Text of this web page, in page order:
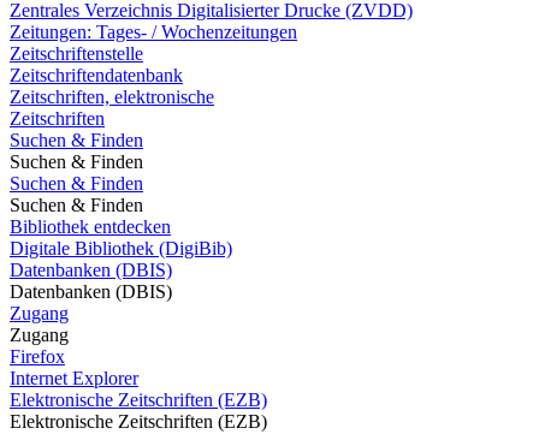
Zentrales Verzeichnis Digitalisierter Drucke (ZVDD)
Zeitungen: Tages- / Wochenzeitungen
Zeitschriftenstelle
Zeitschriftendatenbank
Zeitschriften, elektronische
Zeitschriften
Suchen & Finden
Suchen & Finden
Suchen & Finden
Suchen & Finden
Bibliothek entdecken
Digitale Bibliothek (DigiBib)
Datenbanken (DBIS)
Datenbanken (DBIS)
Zugang
Zugang
Firefox
Internet Explorer
Elektronische Zeitschriften (EZB)
Elektronische Zeitschriften (EZB)